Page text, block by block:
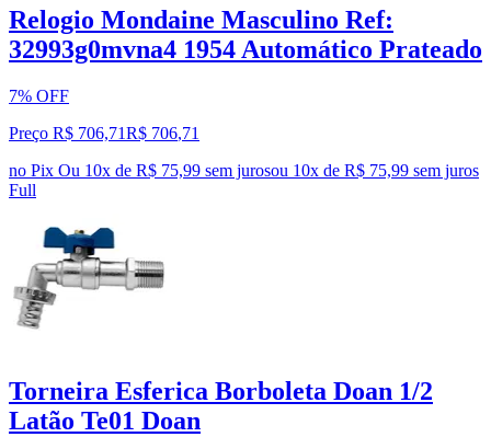
Relogio Mondaine Masculino Ref:
32993g0mvna4 1954 Automático Prateado
7% OFF
Preço R$ 706,71R$ 706,71
no Pix Ou 10x de R$ 75,99 sem jurosou 10x de R$ 75,99 sem juros
Full
Torneira Esferica Borboleta Doan 1/2
Latão Te01 Doan